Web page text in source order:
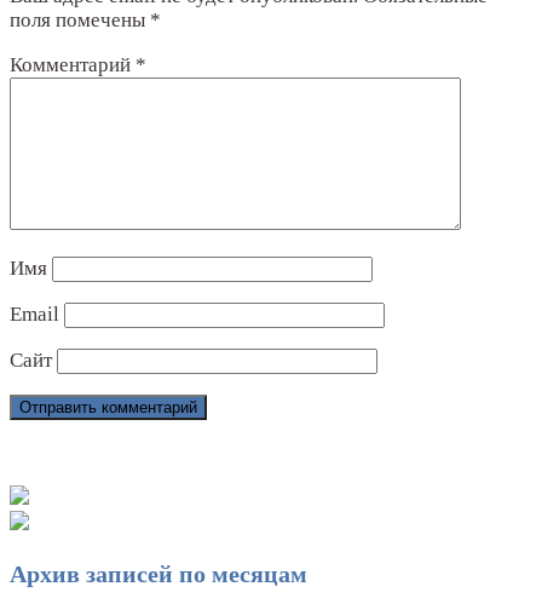
поля помечены *
Комментарий *
Имя
Email
Сайт
Архив записей по месяцам